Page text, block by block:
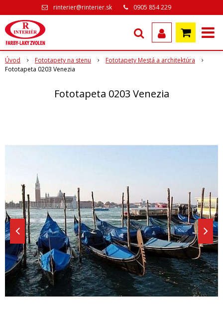
rinterier@rinterier.sk 0905 854 229
Úvod Fototapety na stenu
Fototapety Mestá a architektúra
Fototapeta 0203 Venezia
Fototapeta 0203 Venezia